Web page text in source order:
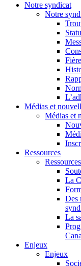
Notre syndicat
Notre
Médias et
Médias et
Ressources
Ressources
La
Des
La
Enjeux
Enjeux